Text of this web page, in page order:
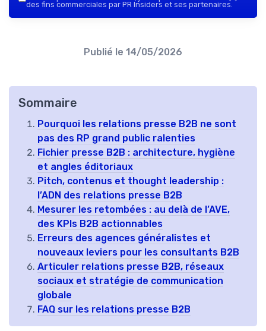
des fins commerciales par PR Insiders et ses partenaires.
Publié le 14/05/2026
Sommaire
Pourquoi les relations presse B2B ne sont
pas des RP grand public ralenties
Fichier presse B2B : architecture, hygiène
et angles éditoriaux
Pitch, contenus et thought leadership :
l’ADN des relations presse B2B
Mesurer les retombées : au delà de l’AVE,
des KPIs B2B actionnables
Erreurs des agences généralistes et
nouveaux leviers pour les consultants B2B
Articuler relations presse B2B, réseaux
sociaux et stratégie de communication
globale
FAQ sur les relations presse B2B